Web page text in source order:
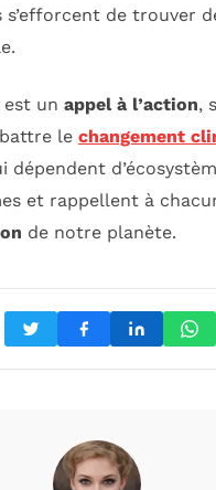
s’efforcent de trouver
un appel à l’action,
le changement
dépendent
et rappellent à
de notre planète.